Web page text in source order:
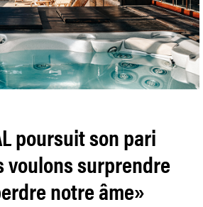
poursuit son pari
voulons surprendre
notre âme»